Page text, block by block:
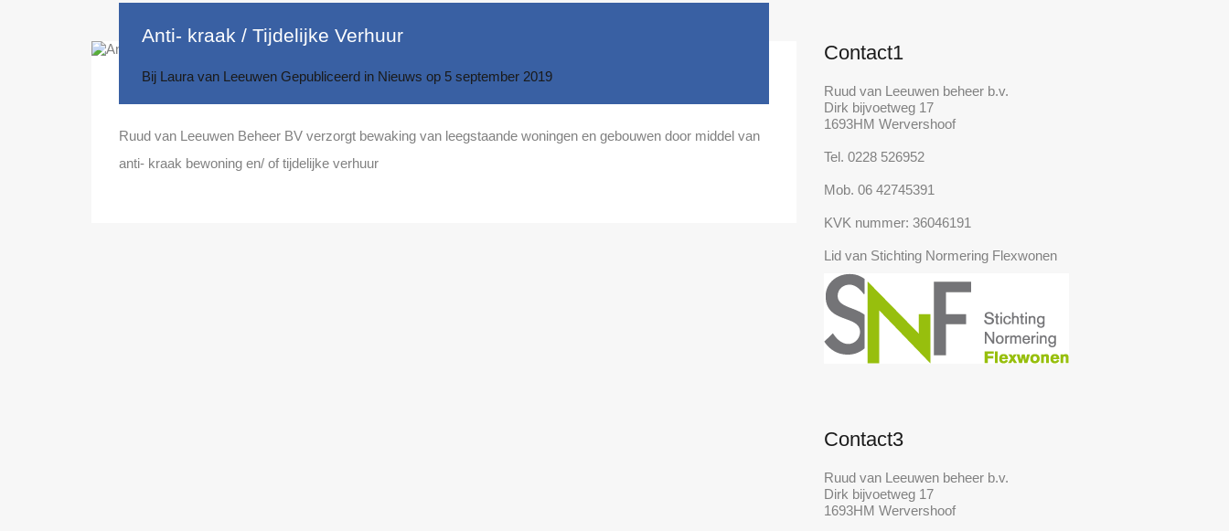
Anti- kraak / Tijdelijke Verhuur
Bij Laura van Leeuwen Gepubliceerd in Nieuws op 5 september 2019
Ruud van Leeuwen Beheer BV verzorgt bewaking van leegstaande woningen en gebouwen door middel van
anti- kraak bewoning en/ of tijdelijke verhuur
Contact1
Ruud van Leeuwen beheer b.v.
Dirk bijvoetweg 17
1693HM Wervershoof
Tel. 0228 526952
Mob. 06 42745391
KVK nummer: 36046191
Lid van Stichting Normering Flexwonen
Contact3
Ruud van Leeuwen beheer b.v.
Dirk bijvoetweg 17
1693HM Wervershoof